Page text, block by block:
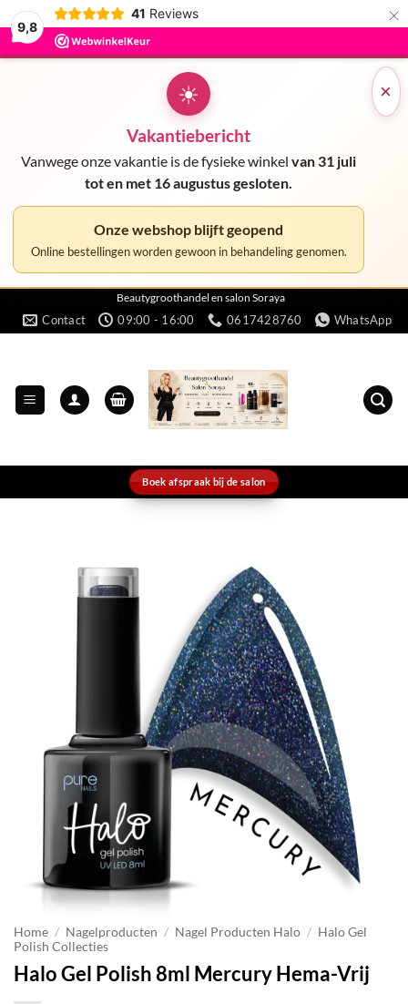
9,8
41 Reviews ×
×
☀
Vakantiebericht
Vanwege onze vakantie is de fysieke winkel van 31 juli
tot en met 16 augustus gesloten.
Onze webshop blijft geopend
Online bestellingen worden gewoon in behandeling genomen.
naar
Beautygroothandel en salon Soraya
Contact 09:00 - 16:00 0617428760 WhatsApp
Boek afspraak bij de salon
Home / Nagelproducten / Nagel Producten Halo / Halo Gel
Polish Collecties
Halo Gel Polish 8ml Mercury Hema-Vrij